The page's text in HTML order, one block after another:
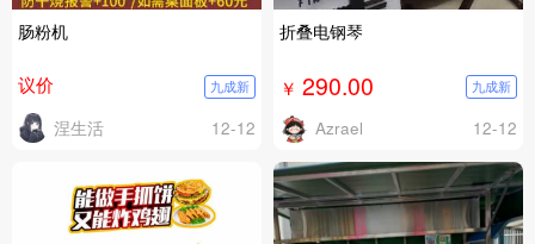
肠粉机
议价 九成新
涅生活 12-12
折叠电钢琴
￥ 290.00 九成新
Azrael 12-12